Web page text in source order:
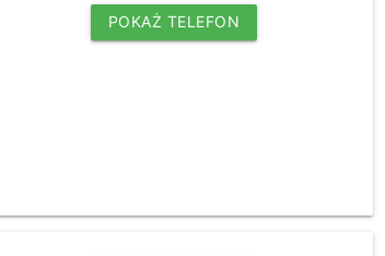
POKAŻ TELEFON